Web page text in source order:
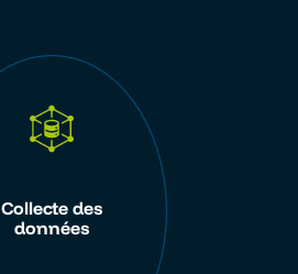
Collecte des
données